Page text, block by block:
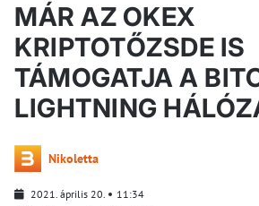
MÁR AZ OKEX
KRIPTOTŐZSDE IS
TÁMOGATJA A
LIGHTNING
Nikoletta
2021. április 20.
11:34